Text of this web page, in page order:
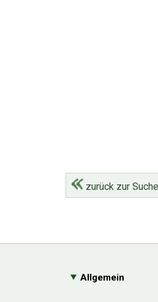
zurück zur Suche
Allgemein